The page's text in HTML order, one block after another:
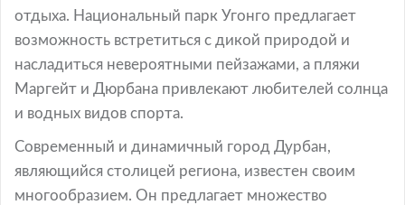
отдыха. Национальный парк Угонго предлагает
возможность встретиться с дикой природой и
насладиться невероятными пейзажами, а пляжи
Маргейт и Дюрбана привлекают любителей солнца
и водных видов спорта.
Современный и динамичный город Дурбан,
являющийся столицей региона, известен своим
многообразием. Он предлагает множество